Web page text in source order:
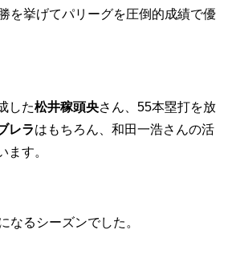
を挙げてパリーグを圧倒的成績で優
した松井稼頭央さん、55本塁打を放
レラはもちろん、和田一浩さんの活
ます。
なるシーズンでした。